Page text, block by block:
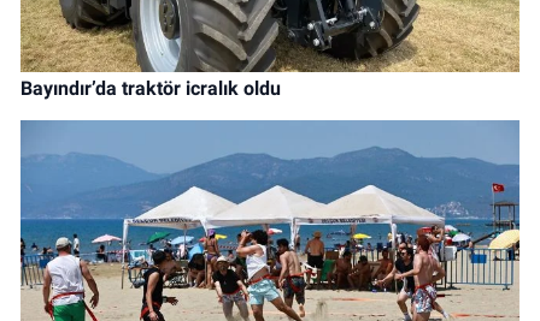
Bayındır’da traktör icralık oldu